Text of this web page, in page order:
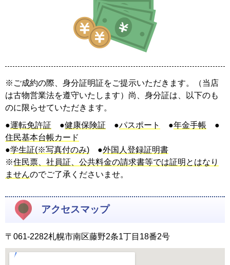
※ご成約の際、身分証明証をご提示いただきます。（当店
は古物営業法を遵守いたします）尚、身分証は、以下のも
のに限らせていただきます。
●運転免許証 ●健康保険証 ●パスポート ●年金手帳 ●
住民基本台帳カード
●学生証(※写真付のみ) ●外国人登録証明書
※住民票、社員証、公共料金の請求書等では証明とはなり
ませんのでご了承くださいませ。
アクセスマップ
〒061-2282札幌市南区藤野2条1丁目18番2号